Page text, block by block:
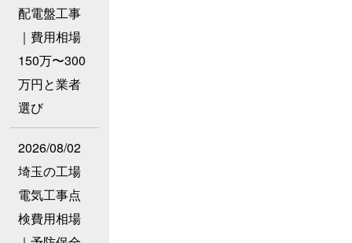
配電盤工事
｜費用相場
150万〜300
万円と業者
選び
2026/08/02
埼玉の工場
電気工事点
検費用相場